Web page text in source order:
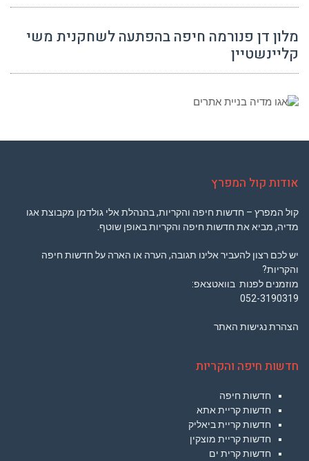
מלון דן פנורמה חיפה בהפתעה לשחקנית משי
קליינשטיין
אודות קול המפרץ
קול המפרץ – חדשות חיפה והקריות, בהנהלת אלי גולדמן מקבוצת אגו
מדיה, מביא את חדשות חיפה והקריות באופן שוטף.
יש לכם רצון להעביר אלינו תגובה, הערה או הארה על חדשות חיפה
והקריות?
מוזמנים לפנות בוואטצאפ:
052-3190319
הצהרת נגישות האתר
חדשות חיפה והקריות
חדשות חיפה
חדשות קריית אתא
חדשות קריית ביאליק
חדשות קריית מוצקין
חדשות קרית ים